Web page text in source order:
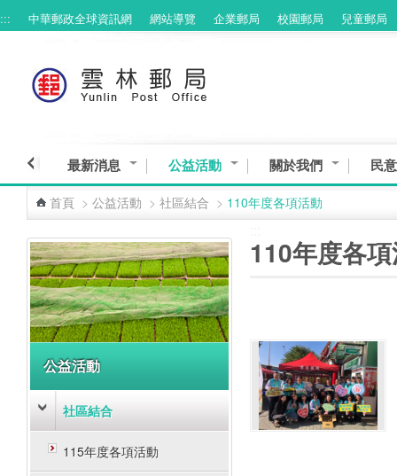
跳到主要內容區塊
::: 中華郵政全球資訊網 網站導覽 企業郵局 校園郵局 兒童郵局
最新消息 公益活動 關於我們 民
首頁 > 公益活動 > 社區結合 > 110年度各項活動
公益活動
社區結合
115年度各項活動
110年度各